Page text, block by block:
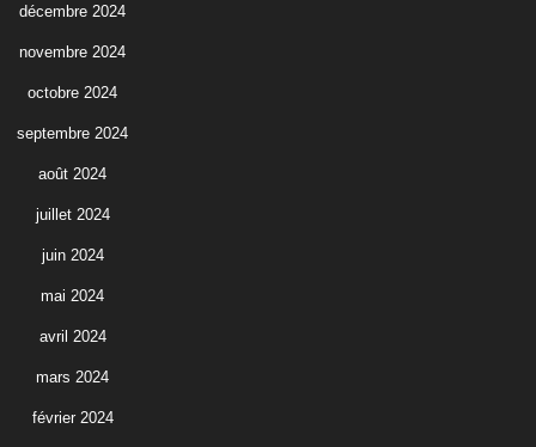
décembre 2024
novembre 2024
octobre 2024
septembre 2024
août 2024
juillet 2024
juin 2024
mai 2024
avril 2024
mars 2024
février 2024